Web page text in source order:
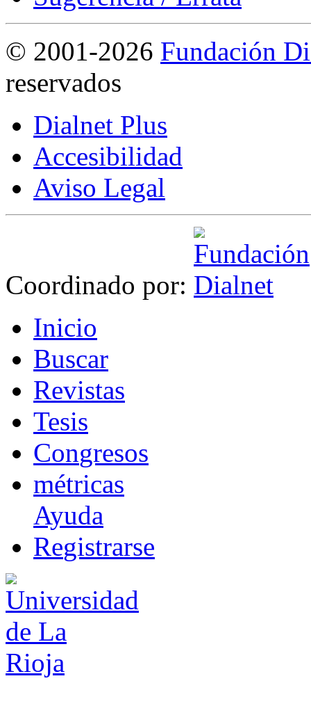
© 2001-2026 Fundación
reservados
Dialnet Plus
Accesibilidad
Aviso Legal
Coordinado por:
Inicio
Buscar
Revistas
Tesis
Congresos
métricas
Ayuda
Registrarse